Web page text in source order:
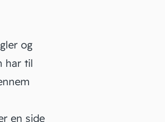
og
har til
en side